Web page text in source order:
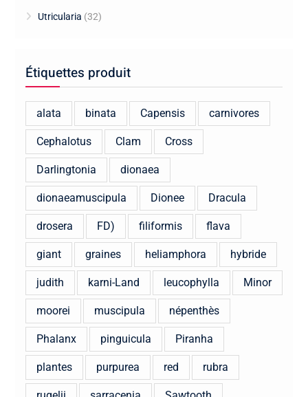
Utricularia (32)
Étiquettes produit
alata binata Capensis carnivores
Cephalotus Clam Cross
Darlingtonia dionaea
dionaeamuscipula Dionee Dracula
drosera FD) filiformis flava
giant graines heliamphora hybride
judith karni-Land leucophylla Minor
moorei muscipula népenthès
Phalanx pinguicula Piranha
plantes purpurea red rubra